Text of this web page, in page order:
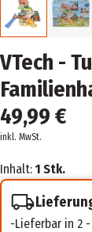
VTech -
49,99 €
inkl. MwSt.
Inhalt: 1 Stk.
Lieferbar in 2